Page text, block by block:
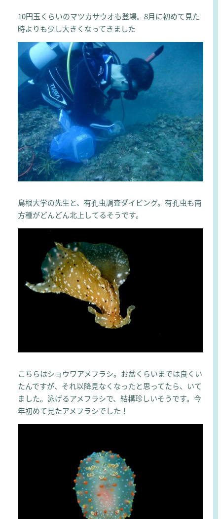
10円玉くらいのマツカサウオも登場。8月に初めて見た
時よりも少し大きくなってきました
島根大学の先生と、有孔虫調査ダイビング。有孔虫も南
方種がどんどん北上してるそうです。
こちらはショウワアメフラシ。お盆くらいまでは良くい
たんですが、それ以降見なくなったと思ってたら、いて
ました。泳げるアメフラシで、結構珍しいそうです。今
年初めて見たアメフラシでした！